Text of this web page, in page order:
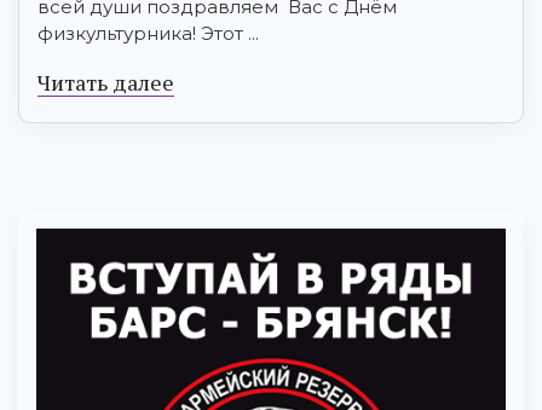
всей души поздравляем Вас с Днём
физкультурника! Этот ...
Читать далее